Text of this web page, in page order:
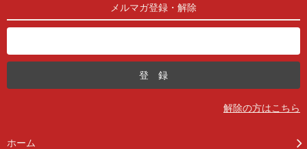
メルマガ登録・解除
解除の方はこちら
ホーム